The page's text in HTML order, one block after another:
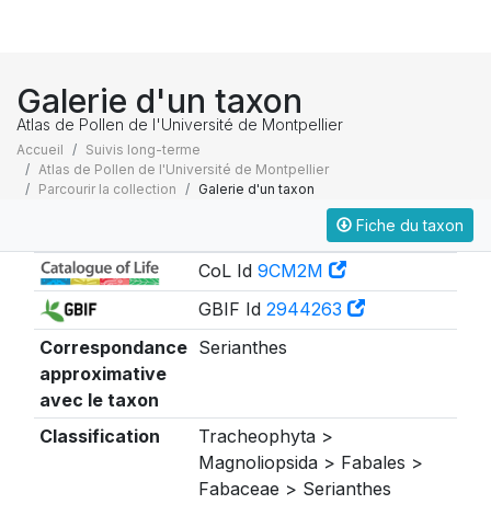
Galerie d'un taxon
Atlas de Pollen de l'Université de Montpellier
Accueil
Suivis long-terme
Atlas de Pollen de l'Université de Montpellier
Parcourir la collection
Galerie d'un taxon
Fiche du taxon
CoL Id 9CM2M
GBIF Id 2944263
Correspondance
approximative
avec le taxon
Serianthes
Classification
Tracheophyta >
Magnoliopsida > Fabales >
Fabaceae > Serianthes